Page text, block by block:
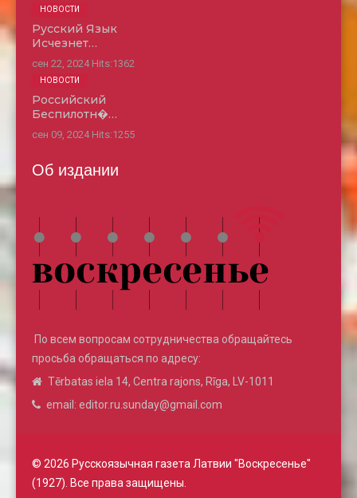
Русский Язык
Исчезнет…
сен 22, 2024 Hits:1362
НОВОСТИ
Российский
Беспилотн�…
сен 09, 2024 Hits:1255
НОВОСТИ
Об издании
По всем вопросам сотрудничества обращайтесь
просьба обращаться по адресу:
Tērbatas iela 14, Centra rajons, Rīga, LV-1011
email: editor.ru.sunday@gmail.com
© 2026 Русскоязычная газета Латвии "Воскресенье"
(1927). Все права защищены.